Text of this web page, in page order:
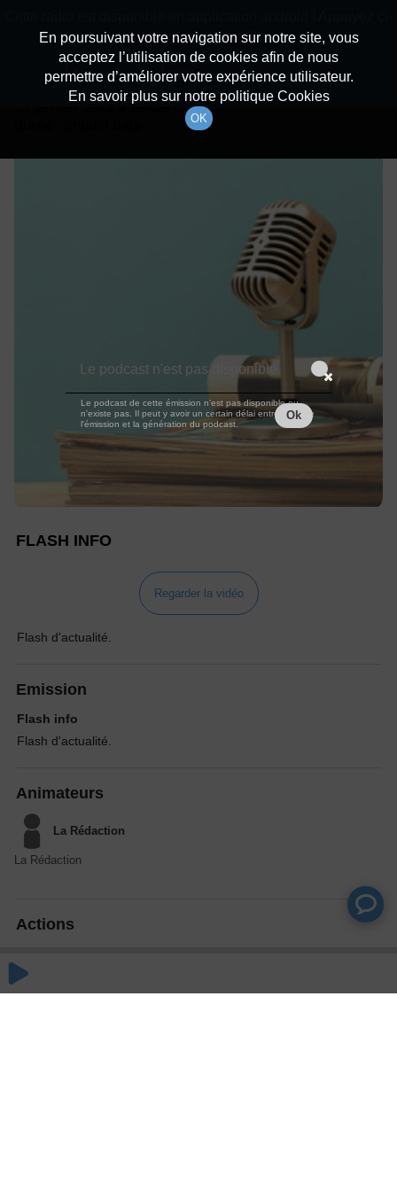
Détails De L'épisode
à 18h59
FLASH INFO
Regarder la vidéo
Flash d'actualité.
Emission
Flash info
Flash d'actualité.
Animateurs
La Rédaction
La Rédaction
Actions
En poursuivant votre navigation sur notre site, vous
acceptez l’utilisation de cookies afin de nous
permettre d’améliorer votre expérience utilisateur.
En savoir plus sur notre politique Cookies
OK
dessous pour l'installer.
Non merci Télécharger l'application
Le podcast n'est pas disponible
Le podcast de cette émission n'est pas disponible ou
n'existe pas. Il peut y avoir un certain délai entre la fin de
l'émission et la génération du podcast.
Ok